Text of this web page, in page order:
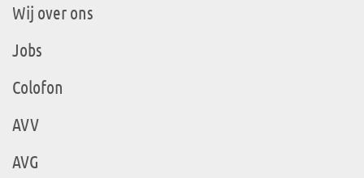
Wij over ons
Jobs
Colofon
AVV
AVG